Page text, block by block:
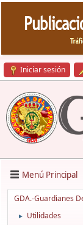
Iniciar sesión
Menú Principal
GDA.-Guardianes
► Utilidades